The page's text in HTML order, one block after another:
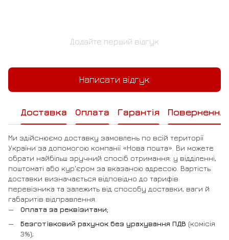
Додайте перший відгук
Написати відгук
Доставка Оплата Гарантія Повернення
Ми здійснюємо доставку замовлень по всій території
України за допомогою компанії «Нова пошта». Ви можете
обрати найбільш зручний спосіб отримання: у відділенні,
поштоматі або кур'єром за вказаною адресою. Вартість
доставки визначається відповідно до тарифів
перевізника та залежить від способу доставки, ваги й
габаритів відправлення.
Оплата за реквізитами;
Безготівковий рахунок без урахування ПДВ (комісія
3%);